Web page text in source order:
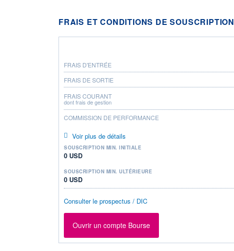
FRAIS ET CONDITIONS DE SOUSCRIPTION
FRAIS D'ENTRÉE
FRAIS DE SORTIE
FRAIS COURANT
dont frais de gestion
COMMISSION DE PERFORMANCE
Voir plus de détails
SOUSCRIPTION MIN. INITIALE
0 USD
SOUSCRIPTION MIN. ULTÉRIEURE
0 USD
Consulter le prospectus / DIC
Ouvrir un compte Bourse